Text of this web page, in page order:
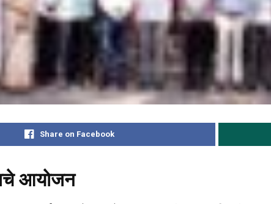
Share on Facebook
आयोजन